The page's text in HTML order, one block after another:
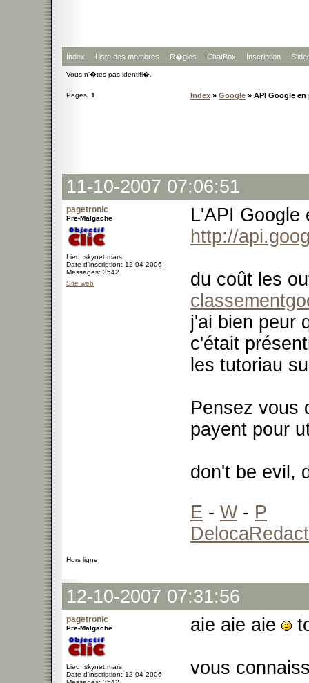
Index Liste des membres R�gles ChatBox Inscription
Vous n'�tes pas identifi�.
Pages: 1 Index » Google » API Google en
11-10-2007 07:06:51
pagetronic
Pre-Malgache
Lieu: skynet.mars
Date d'inscription: 12-04-2006
Messages: 3542
Site web
L'API
http://
du coût les
j'ai bien peur
c'était
les tutoriau
Pensez vous
payent pour
don't be evil,
E - W- P
Hors ligne
12-10-2007 07:31:56
pagetronic
Pre-Malgache
Lieu: skynet.mars
Date d'inscription: 12-04-2006
aie aie aie
vous